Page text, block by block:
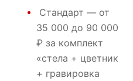
Стандарт — от
35 000 до 90 000
₽ за комплект
«стела + цветник
+ гравировка